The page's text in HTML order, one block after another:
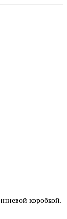
коробкой.